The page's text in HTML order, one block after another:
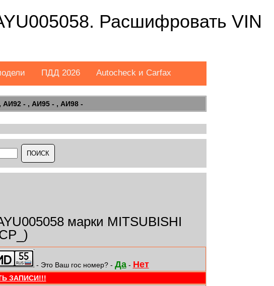
Расшифровать VIN
ПДД 2026 Autocheck и Carfax
АИ92 - , АИ95 - , АИ98 -
марки MITSUBISHI
- Это Ваш гос номер? - Да- Нет
ЗАПИСИ!!!